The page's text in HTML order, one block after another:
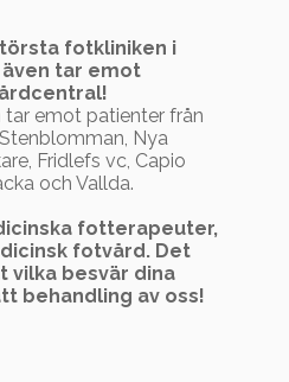
fotkliniken i
även tar emot
tar emot patienter från
Nya
Fridlefs vc, Capio
och Vallda.
fotterapeuter,
fotvård. Det
vilka besvär dina
behandling av oss!